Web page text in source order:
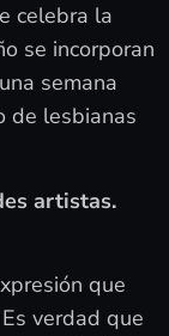
celebra la
se incorporan
semana
de lesbianas
artistas.
que
verdad que